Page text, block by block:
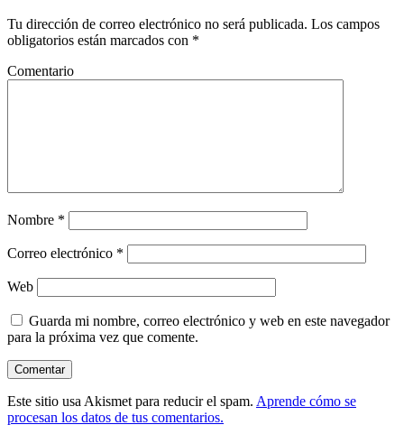
Tu dirección de correo electrónico no será publicada. Los campos
obligatorios están marcados con *
Comentario
Nombre *
Correo electrónico *
Web
Guarda mi nombre, correo electrónico y web en este navegador
para la próxima vez que comente.
Este sitio usa Akismet para reducir el spam. Aprende cómo se
procesan los datos de tus comentarios.